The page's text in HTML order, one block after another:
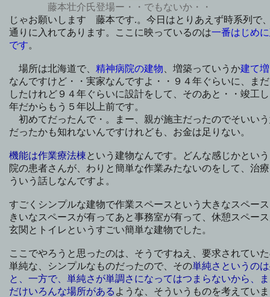
藤本壮介氏登場ー・・でもないか・・
じゃお願いします 藤本です.。今日はとりあえず時系列で
通りに入れてあります。ここに映っているのは一番はじめ
です。
場所は北海道で、 精神病院の建物 、増築っていうか建て
なんですけど・・実家なんですよ・・９４年ぐらいに、ま
したけれど９４年ぐらいに設計をして、そのあと・・竣工
年だからもう５年以上前です。
初めてだったんで・。まー、親が施主だったのでそいい
だったかも知れないんですけれども、お金は足りない。
機能は作業療法棟という建物なんです。どんな感じかとい
院の患者さんが、わりと簡単な作業みたないのをして、治
ういう話しなんですよ。
すごくシンプルな建物で作業スペースという大きなスペー
きいなスペースが有ってあと事務室が有って、休憩スペー
玄関とトイレというすごい簡単な建物でした。
ここでやろうと思ったのは、そうですねえ、要求されてい
単純な、シンプルなものだったので、その単純さというの
と、一方で、単純さが単調さになってはつまらないから、
だけいろんな場所がある ような、そういうものを考えてい